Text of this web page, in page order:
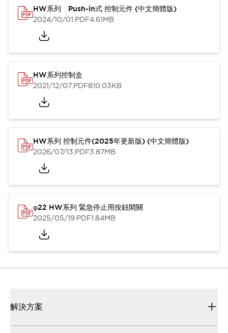
HW系列 Push-in式 控制元件 (中文簡體版)
2024/10/01.PDF4.61MB
HW系列控制盒
2021/12/07.PDF810.03KB
HW系列 控制元件(2025年更新版) (中文簡體版)
2026/07/13.PDF3.87MB
φ22 HW系列 緊急停止用按鈕開關
2025/05/19.PDF1.84MB
解決方案